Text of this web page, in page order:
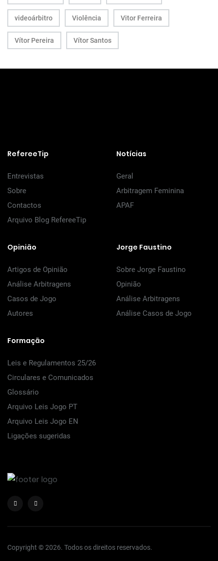
videoárbitro Violência Vitor Ferreira
Vítor Pereira Vítor Santos
RefereeTip
Entrevistas
Sobre
Contactos
Arquivo Blog RefereeTip
Notícias
Geral
Arbitragem Feminina
APAF
Opinião
Artigos de Opinião
Análise Arbitragens
Casos de Jogo
Autores
Jorge Faustino
Sobre Jorge Faustino
Opinião
Análise Arbitragens
Análise Casos de Jogo
Formação
Leis e Regulamentos 25/26
Circulares e Comunicados
Glossário
Arquivo Leis Jogo PT
Arquivo Leis Jogo EN
Ligações sugeridas
Copyright © 2026. Todos os direitos reservados.